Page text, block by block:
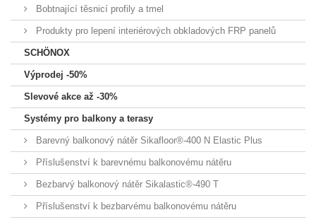
Bobtnající těsnicí profily a tmel
Produkty pro lepení interiérových obkladových FRP panelů
SCHÖNOX
Výprodej -50%
Slevové akce až -30%
Systémy pro balkony a terasy
Barevný balkonový nátěr Sikafloor®-400 N Elastic Plus
Příslušenství k barevnému balkonovému nátěru
Bezbarvý balkonový nátěr Sikalastic®-490 T
Příslušenství k bezbarvému balkonovému nátěru